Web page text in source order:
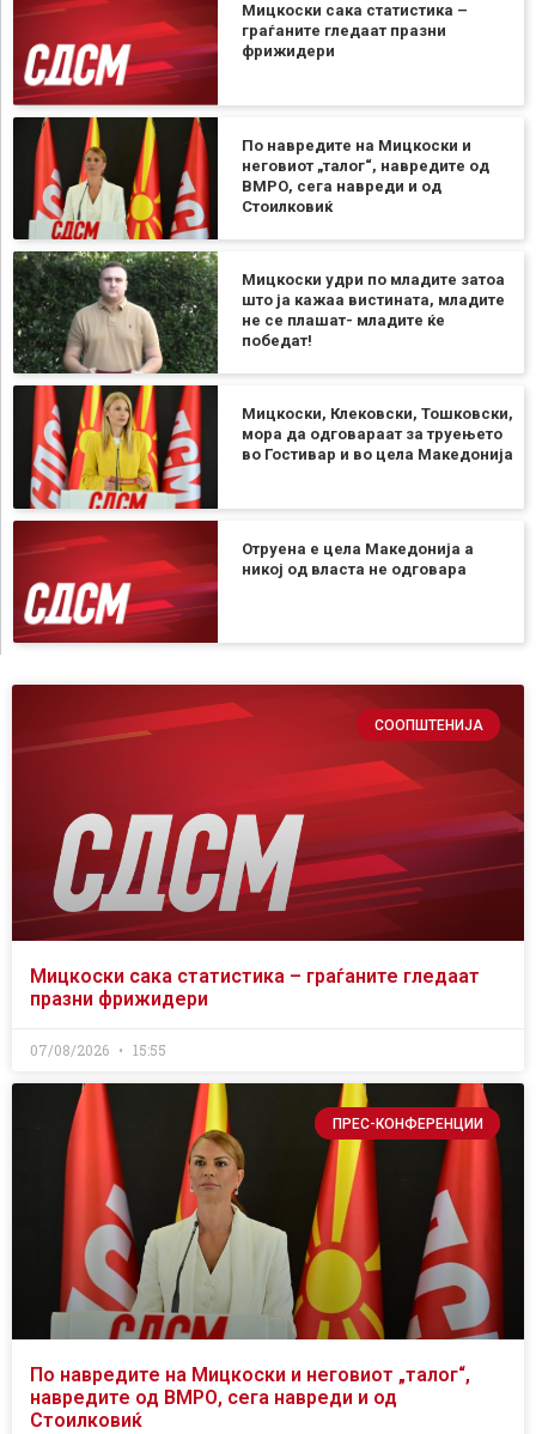
Мицкоски сака статистика –
граѓаните гледаат празни
фрижидери
По навредите на Мицкоски и
неговиот „талог“, навредите од
ВМРО, сега навреди и од
Стоилковиќ
Мицкоски удри по младите затоа
што ја кажаа вистината, младите
не се плашат- младите ќе
победат!
Мицкоски, Клековски, Тошковски,
мора да одговараат за труењето
во Гостивар и во цела Македонија
Отруена е цела Македонија а
никој од власта не одговара
СООПШТЕНИЈА
Мицкоски сака статистика – граѓаните гледаат
празни фрижидери
07/08/2026 15:55
ПРЕС-КОНФЕРЕНЦИИ
По навредите на Мицкоски и неговиот „талог“,
навредите од ВМРО, сега навреди и од
Стоилковиќ